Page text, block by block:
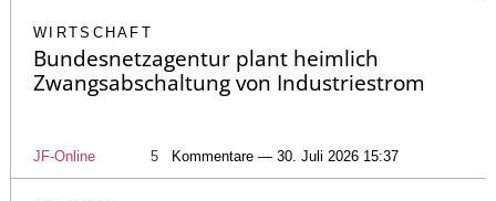
WIRTSCHAFT
Bundesnetzagentur plant heimlich
Zwangsabschaltung von Industriestrom
JF-Online 5 Kommentare — 30. Juli 2026 15:37